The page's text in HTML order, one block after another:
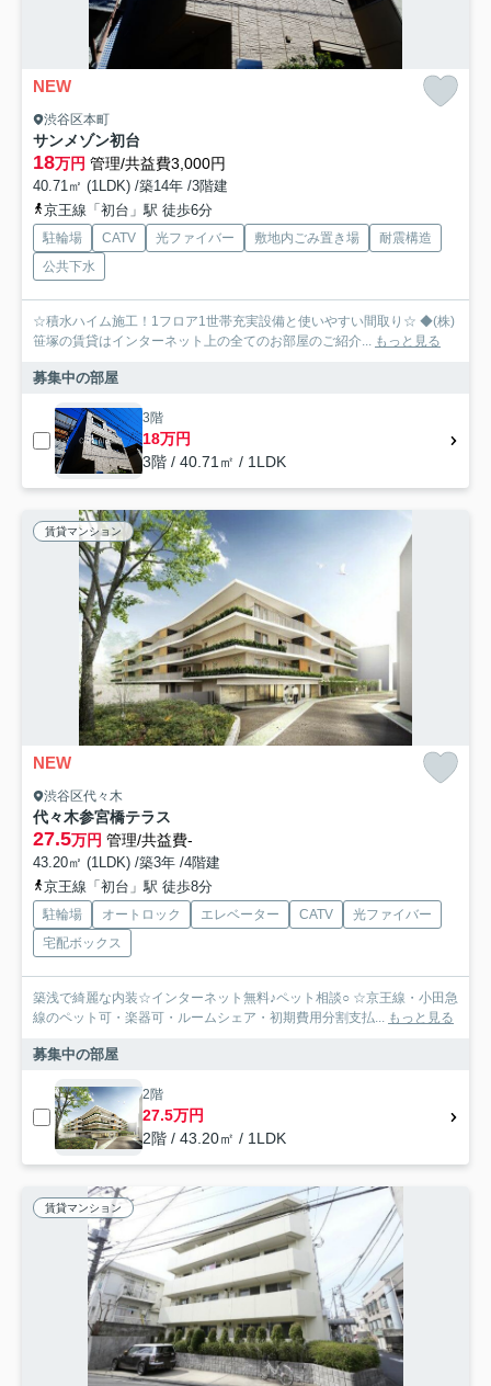
NEW
渋谷区本町
サンメゾン初台
18万円 管理/共益費3,000円
40.71㎡ (1LDK) /築14年 /3階建
京王線「初台」駅 徒歩6分
駐輪場 CATV 光ファイバー 敷地内ごみ置き場
耐震構造
公共下水
☆積水ハイム施工！1フロア1世帯充実設備と使いやすい間取り☆ ◆(株)
笹塚の賃貸はインターネット上の全てのお部屋のご紹介... もっと見る
募集中の部屋
3階
18万円
3階 / 40.71㎡ / 1LDK
賃貸マンション
NEW
渋谷区代々木
代々木参宮橋テラス
27.5万円 管理/共益費-
43.20㎡ (1LDK) /築3年 /4階建
京王線「初台」駅 徒歩8分
駐輪場 オートロック エレベーター CATV
光ファイバー
宅配ボックス
築浅で綺麗な内装☆インターネット無料♪ペット相談○ ☆京王線・小田急
線のペット可・楽器可・ルームシェア・初期費用分割支払... もっと見る
募集中の部屋
2階
27.5万円
2階 / 43.20㎡ / 1LDK
賃貸マンション